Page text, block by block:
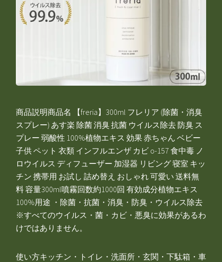
商品説明商品名 【freria】300ml フレリア (除菌・消臭
スプレー) あす楽 除菌 消臭 抗菌 ウイルス除去 防臭 ス
プレー 弱酸性 100%植物エキス 効果 赤ちゃん ベビー
子供 ペット 衣類 インフルエンザ カビ o-157 食中毒 ノ
ロウイルス ディフューザー 加湿器 リビング 寝室 キッ
チン 携帯用 お試し 詰め替え おしゃれ 可愛い 送料無
料 容量300ml噴霧回数約1000回 有効成分植物エキス
100%用途 ・除菌・抗菌・消臭・防臭・ウイルス除去
※すべてのウイルス・菌・カビ・悪臭に効果があるわ
けではありません。
使い方キッチン・トイレ・洗面所・玄関・下駄箱・車